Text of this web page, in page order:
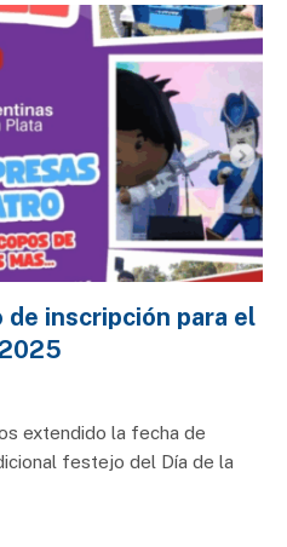
inscripción para el
extendido la fecha de
festejo del Día de la